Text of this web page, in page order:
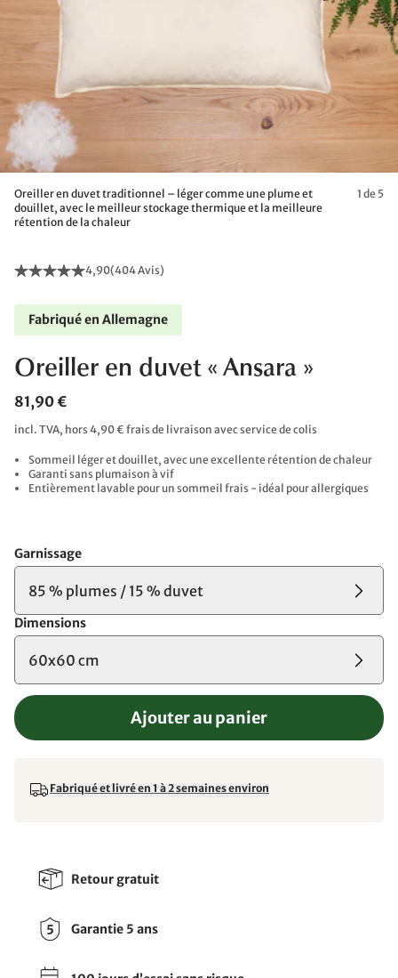
Oreiller en duvet traditionnel – léger comme une plume et
douillet, avec le meilleur stockage thermique et la meilleure
rétention de la chaleur
1 de 5
4,90(404 Avis)
Fabriqué en Allemagne
Oreiller en duvet « Ansara »
81,90 €
incl. TVA, hors 4,90 € frais de livraison avec service de colis
Sommeil léger et douillet, avec une excellente rétention de chaleur
Garanti sans plumaison à vif
Entièrement lavable pour un sommeil frais - idéal pour allergiques
Garnissage
85 % plumes / 15 % duvet
Dimensions
60x60 cm
Ajouter au panier
Fabriqué et livré en 1 à 2 semaines environ
Retour gratuit
Garantie 5 ans